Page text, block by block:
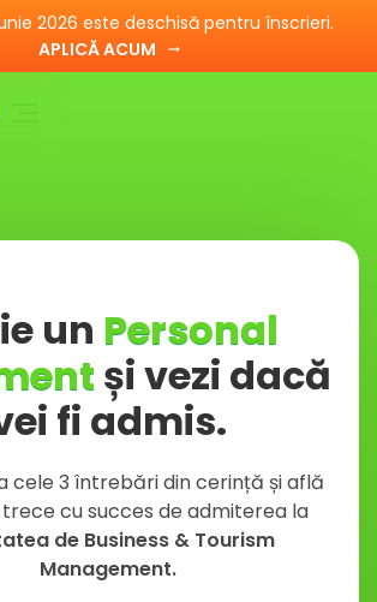
2026 este deschisă pentru înscrieri.
APLICĂ ACUM
arrow_right_alt
un Personal
și vezi dacă
fi admis.
cele 3 întrebări din cerință și află
cu succes de admiterea la
de Business & Tourism
Management.